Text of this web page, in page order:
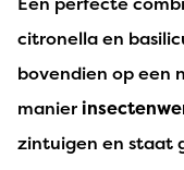
citronella en
bovendien op een
manier
zintuigen en staat